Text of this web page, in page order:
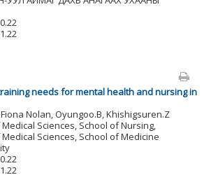
needs for mental health and nursing in
Nolan, Oyungoo.B, Khishigsuren.Z
Sciences, School of Nursing,
Sciences, School of Medicine